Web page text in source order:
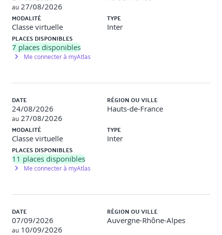
communication transparente.
Activité : Discussion : “L’IA peut-elle remplacer un
manager ?”
Atelier simulation de communication vers les équipes
(Icebreaker, pitch IA)
INTERSESSION
L’objectif principal est de permettre aux participants
d’acquérir une compréhension approfondie des enjeux
éthiques, réglementaires et organisationnels liés à
l’intelligence artificielle. En les confrontant à des situations
concrètes et à des réflexions appliquées à leur propre
dans l’entreprise.
Approche pédagogique : Une immersion active via le
LMS
au 27/08/2026
MODALITÉ
Classe virtuelle
TYPE
Inter
PLACES DISPONIBLES
7 places disponibles
Me connecter à myAtlas
DATE
24/08/2026
au 27/08/2026
RÉGION OU VILLE
Hauts-de-France
MODALITÉ
Classe virtuelle
TYPE
Inter
PLACES DISPONIBLES
11 places disponibles
Me connecter à myAtlas
DATE
07/09/2026
au 10/09/2026
RÉGION OU VILLE
Auvergne-Rhône-Alpes